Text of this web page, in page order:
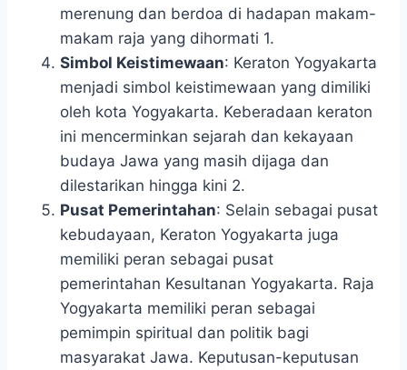
merenung dan berdoa di hadapan makam-
makam raja yang dihormati 1.
Simbol Keistimewaan: Keraton Yogyakarta
menjadi simbol keistimewaan yang dimiliki
oleh kota Yogyakarta. Keberadaan keraton
ini mencerminkan sejarah dan kekayaan
budaya Jawa yang masih dijaga dan
dilestarikan hingga kini 2.
Pusat Pemerintahan: Selain sebagai pusat
kebudayaan, Keraton Yogyakarta juga
memiliki peran sebagai pusat
pemerintahan Kesultanan Yogyakarta. Raja
Yogyakarta memiliki peran sebagai
pemimpin spiritual dan politik bagi
masyarakat Jawa. Keputusan-keputusan